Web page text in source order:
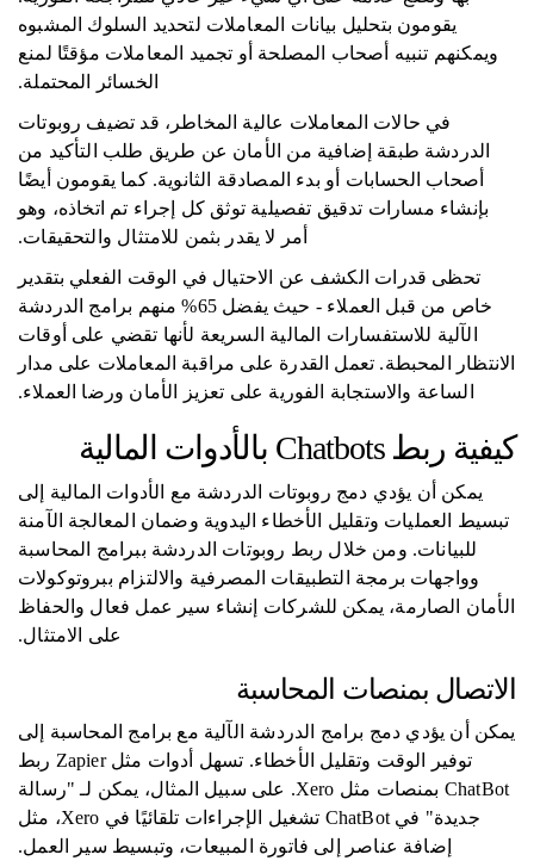
يقومون بتحليل بيانات المعاملات لتحديد السلوك المشبوه
ويمكنهم تنبيه أصحاب المصلحة أو تجميد المعاملات مؤقتًا لمنع
الخسائر المحتملة.
في حالات المعاملات عالية المخاطر، قد تضيف روبوتات
الدردشة طبقة إضافية من الأمان عن طريق طلب التأكيد من
أصحاب الحسابات أو بدء المصادقة الثانوية. كما يقومون أيضًا
بإنشاء مسارات تدقيق تفصيلية توثق كل إجراء تم اتخاذه، وهو
أمر لا يقدر بثمن للامتثال والتحقيقات.
تحظى قدرات الكشف عن الاحتيال في الوقت الفعلي بتقدير
خاص من قبل العملاء - حيث يفضل 65% منهم برامج الدردشة
الآلية للاستفسارات المالية السريعة لأنها تقضي على أوقات
الانتظار المحبطة. تعمل القدرة على مراقبة المعاملات على مدار
الساعة والاستجابة الفورية على تعزيز الأمان ورضا العملاء.
كيفية ربط Chatbots بالأدوات المالية
يمكن أن يؤدي دمج روبوتات الدردشة مع الأدوات المالية إلى
تبسيط العمليات وتقليل الأخطاء اليدوية وضمان المعالجة الآمنة
للبيانات. ومن خلال ربط روبوتات الدردشة ببرامج المحاسبة
وواجهات برمجة التطبيقات المصرفية والالتزام ببروتوكولات
الأمان الصارمة، يمكن للشركات إنشاء سير عمل فعال والحفاظ
على الامتثال.
الاتصال بمنصات المحاسبة
يمكن أن يؤدي دمج برامج الدردشة الآلية مع برامج المحاسبة إلى
توفير الوقت وتقليل الأخطاء. تسهل أدوات مثل Zapier ربط
ChatBot بمنصات مثل Xero. على سبيل المثال، يمكن لـ "رسالة
جديدة" في ChatBot تشغيل الإجراءات تلقائيًا في Xero، مثل
إضافة عناصر إلى فاتورة المبيعات، وتبسيط سير العمل.